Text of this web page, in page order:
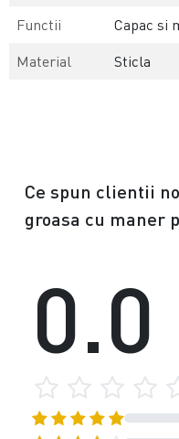
Functii
Capac si
Material
Sticla
Ce spun clientii
groasa cu maner
0.0